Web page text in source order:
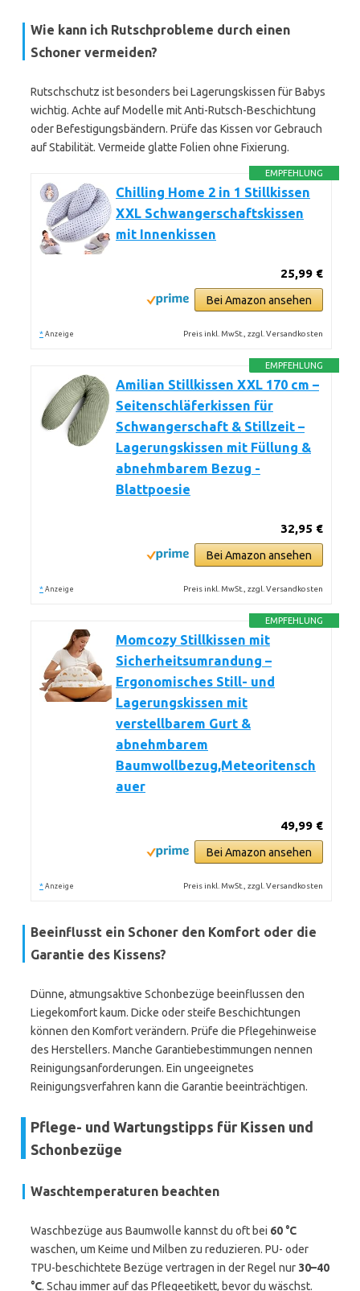
Wie kann ich Rutschprobleme durch einen
Schoner vermeiden?
Rutschschutz ist besonders bei Lagerungskissen für Babys
wichtig. Achte auf Modelle mit Anti-Rutsch-Beschichtung
oder Befestigungsbändern. Prüfe das Kissen vor Gebrauch
auf Stabilität. Vermeide glatte Folien ohne Fixierung.
EMPFEHLUNG
Chilling Home 2 in 1 Stillkissen
XXL Schwangerschaftskissen
mit Innenkissen
25,99 €
Bei Amazon ansehen
* Anzeige Preis inkl. MwSt., zzgl. Versandkosten
EMPFEHLUNG
Amilian Stillkissen XXL 170 cm –
Seitenschläferkissen für
Schwangerschaft & Stillzeit –
Lagerungskissen mit Füllung &
abnehmbarem Bezug -
Blattpoesie
32,95 €
Bei Amazon ansehen
* Anzeige Preis inkl. MwSt., zzgl. Versandkosten
EMPFEHLUNG
Momcozy Stillkissen mit
Sicherheitsumrandung –
Ergonomisches Still- und
Lagerungskissen mit
verstellbarem Gurt &
abnehmbarem
Baumwollbezug,Meteoritensch
auer
49,99 €
Bei Amazon ansehen
* Anzeige Preis inkl. MwSt., zzgl. Versandkosten
Beeinflusst ein Schoner den Komfort oder die
Garantie des Kissens?
Dünne, atmungsaktive Schonbezüge beeinflussen den
Liegekomfort kaum. Dicke oder steife Beschichtungen
können den Komfort verändern. Prüfe die Pflegehinweise
des Herstellers. Manche Garantiebestimmungen nennen
Reinigungsanforderungen. Ein ungeeignetes
Reinigungsverfahren kann die Garantie beeinträchtigen.
Pflege- und Wartungstipps für Kissen und
Schonbezüge
Waschtemperaturen beachten
Waschbezüge aus Baumwolle kannst du oft bei 60 °C
waschen, um Keime und Milben zu reduzieren. PU- oder
TPU-beschichtete Bezüge vertragen in der Regel nur 30–40
°C. Schau immer auf das Pflegeetikett, bevor du wäschst.